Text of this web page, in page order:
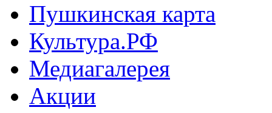
Пушкинская карта
Культура.РФ
Медиагалерея
Акции